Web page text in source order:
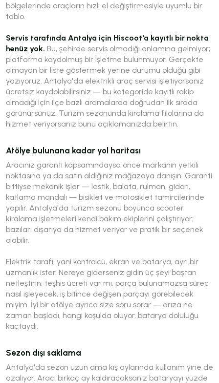
bölgelerinde araçların hızlı el değiştirmesiyle uyumlu bir
tablo.
Servis tarafında Antalya için Hiscoot'a kayıtlı bir nokta
henüz yok. Bu, şehirde servis olmadığı anlamına gelmiyor;
platforma kaydolmuş bir işletme bulunmuyor. Gerçekte
olmayan bir liste göstermek yerine durumu olduğu gibi
yazıyoruz. Antalya'da elektrikli araç servisi işletiyorsanız
ücretsiz kaydolabilirsiniz — bu kategoride kayıtlı rakip
olmadığı için ilçe bazlı aramalarda doğrudan ilk sırada
görünürsünüz. Turizm sezonunda kiralama filolarına da
hizmet veriyorsanız bunu açıklamanızda belirtin.
Atölye bulunana kadar yol haritası
Aracınız garanti kapsamındaysa önce markanın yetkili
noktasına ya da satın aldığınız mağazaya danışın. Garanti
bittiyse mekanik işler — lastik, balata, rulman, gidon,
katlama mandalı — bisiklet ve motosiklet tamircilerinde
yapılır. Antalya'da turizm sezonu boyunca scooter
kiralama işletmeleri kendi bakım ekiplerini çalıştırıyor;
bazıları dışarıya da hizmet veriyor ve pratik bir seçenek
olabilir.
Elektrik tarafı, yani kontrolcü, ekran ve batarya, ayrı bir
uzmanlık ister. Nereye giderseniz gidin üç şeyi baştan
netleştirin: teşhis ücreti var mı, parça bulunamazsa süreç
nasıl işleyecek, iş bitince değişen parçayı görebilecek
miyim. İyi bir atölye ayrıca size soru sorar — arıza ne
zaman başladı, hangi koşulda oluyor, batarya doluluğu
kaçtaydı.
Sezon dışı saklama
Antalya'da sezon uzun ama kış aylarında kullanım yine de
azalıyor. Aracı birkaç ay kaldıracaksanız bataryayı yüzde